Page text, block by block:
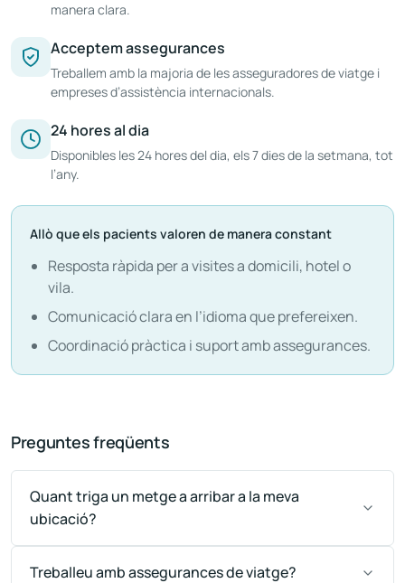
manera clara.
Acceptem assegurances
Treballem amb la majoria de les asseguradores de viatge i
empreses d’assistència internacionals.
24 hores al dia
Disponibles les 24 hores del dia, els 7 dies de la setmana, tot
l’any.
Allò que els pacients valoren de manera constant
Resposta ràpida per a visites a domicili, hotel o
vila.
Comunicació clara en l’idioma que prefereixen.
Coordinació pràctica i suport amb assegurances.
Preguntes freqüents
Quant triga un metge a arribar a la meva
ubicació?
Treballeu amb assegurances de viatge?